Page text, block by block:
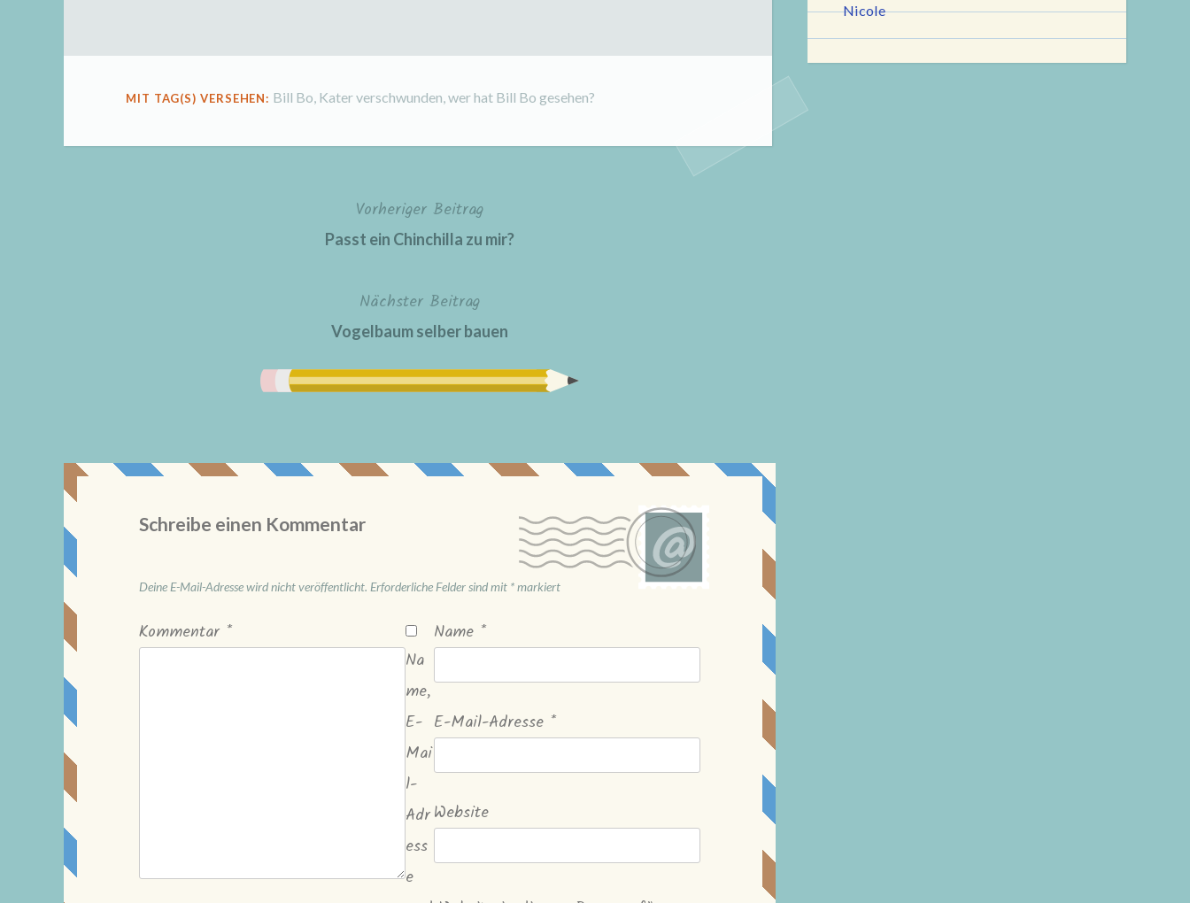
MIT TAG(S) VERSEHEN: Bill Bo Kater verschwunden ,wer hat Bill Bo gesehen?
Vorheriger Beitrag
Passt ein Chinchilla zu mir?
Nächster Beitrag
Vogelbaum selber bauen
Schreibe einen Kommentar
Deine E-Mail-Adresse wird nicht veröffentlicht. Erforderliche Felder sind mit *markiert
Kommentar * Name *
E-Mail-Adresse *
Website
Na
me,
E-
Mai
l-
Adr
ess
e
Nicole